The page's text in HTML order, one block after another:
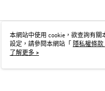
本網站中使用 cookie，欲查詢有關
設定，請參閱本網站「
隱私權條款
用 cookie。
了解更多 >